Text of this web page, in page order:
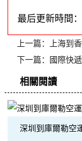
最后更新時間
上一篇：
上海到
下一篇：
國際快
相關閱讀
深圳到庫爾勒空